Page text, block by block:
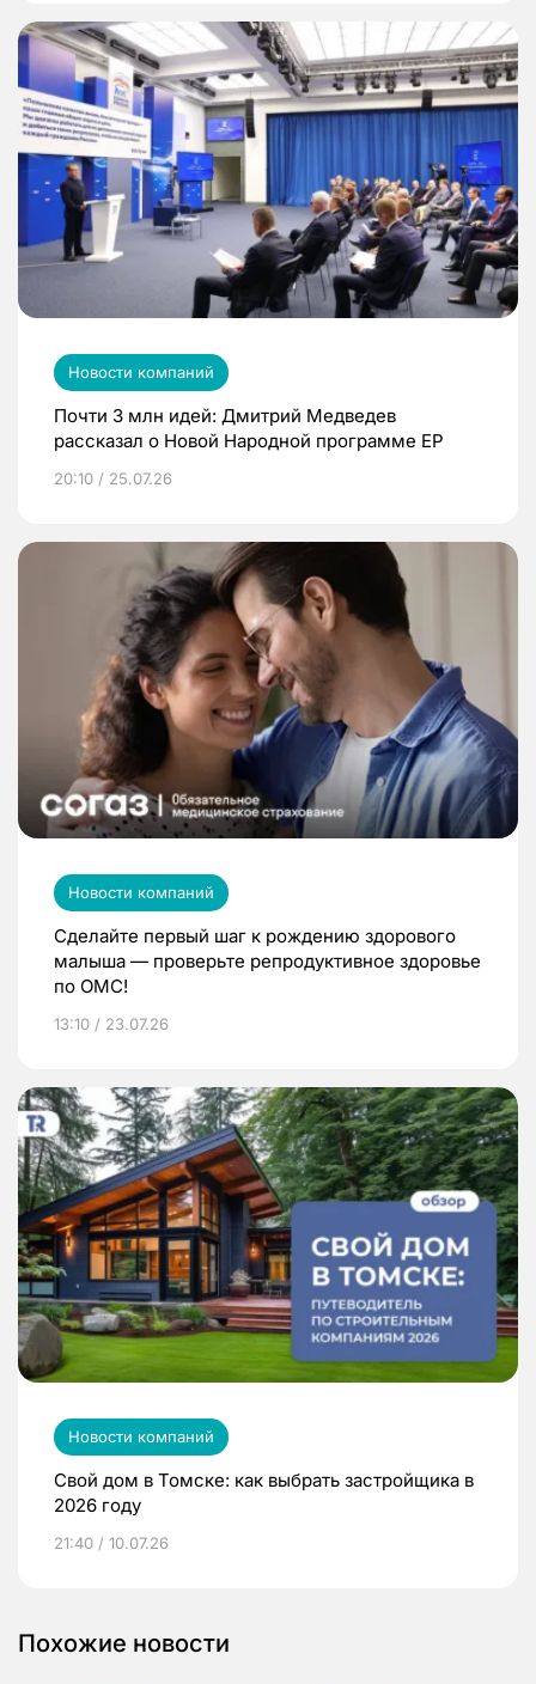
Новости компаний
Почти 3 млн идей: Дмитрий Медведев
рассказал о Новой Народной программе ЕР
20:10 / 25.07.26
Новости компаний
Сделайте первый шаг к рождению здорового
малыша — проверьте репродуктивное здоровье
по ОМС!
13:10 / 23.07.26
Новости компаний
Свой дом в Томске: как выбрать застройщика в
2026 году
21:40 / 10.07.26
Похожие новости